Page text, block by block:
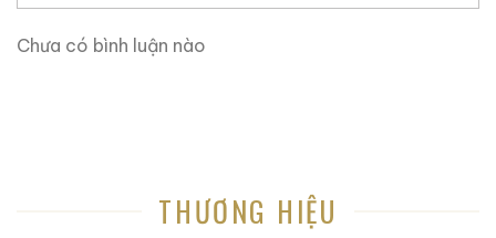
Chưa có bình luận nào
THƯƠNG HIỆU